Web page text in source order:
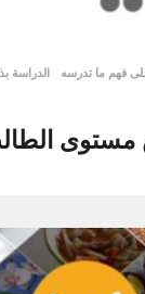
على فهم ما تدرسه ,
الدراسة
مستوى